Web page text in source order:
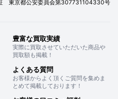
東京都公安委員会第307731104330号
豊富な買取実績
実際に買取させていただいた商品や
買取額も掲載！
よくある質問
お客様からよく頂くご質問を集めま
とめて掲載しております！